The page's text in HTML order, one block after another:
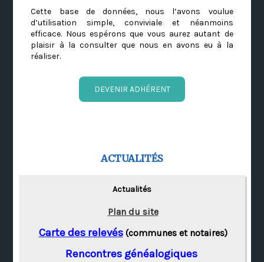
Cette base de données, nous l’avons voulue
d’utilisation simple, conviviale et néanmoins
efficace. Nous espérons que vous aurez autant de
plaisir à la consulter que nous en avons eu à la
réaliser.
DEVENIR ADHÉRENT
ACTUALITÉS
Actualités
Plan du site
Carte des relevés(communes et notaires)
Rencontres généalogiques